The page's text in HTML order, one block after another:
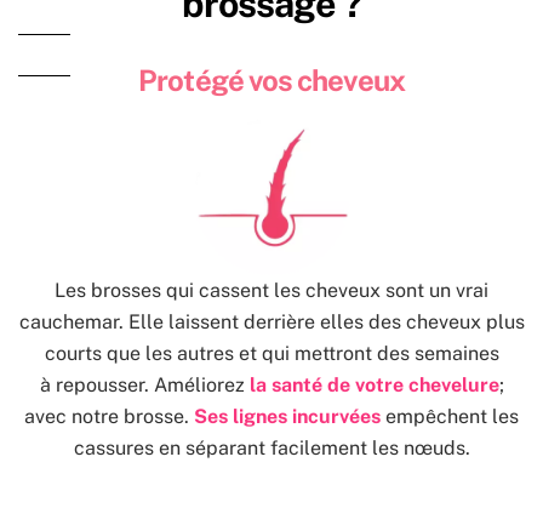
Protégé vos cheveux
Les brosses qui cassent les cheveux sont un vrai
cauchemar. Elle laissent derrière elles des cheveux plus
courts que les autres et qui mettront des semaines
à repousser. Améliorez la santé de votre chevelure;
avec notre brosse. Ses lignes incurvées empêchent les
cassures en séparant facilement les nœuds.